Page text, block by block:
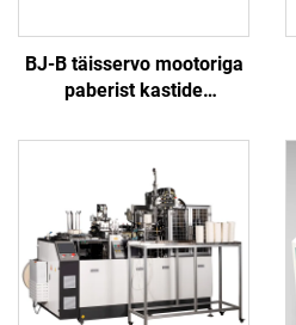
BJ-B täisservo mootoriga
paberist kastide